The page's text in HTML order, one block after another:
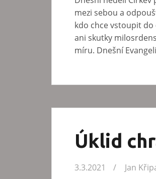
mezi sebou a
kdo chce vstoupit
ani skutky
míru. Dnešní
Úklid
3.3.2021 Jan